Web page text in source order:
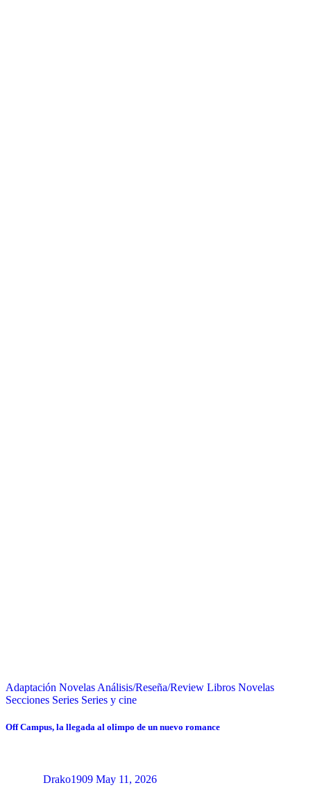
Adaptación Novelas Análisis/Reseña/Review Libros Novelas
Secciones Series Series y cine
Off Campus, la llegada al olimpo de un nuevo romance
Drako1909 May 11, 2026